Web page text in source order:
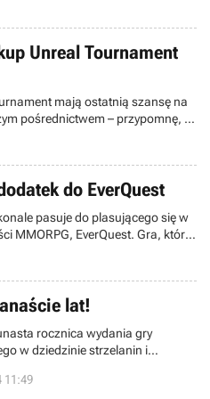
zamiar ukazać aż 16 tytułów (9
oraz 5 na komputery
się na 2 lub 3 urządzeniach
Unreal Tournament
mają ostatnią szansę na
pośrednictwem – przypomnę, że
jest pełna wersja gry Colin
abonament MayClub.
do EverQuest
pasuje do plasującego się w
MMORPG, EverQuest. Gra, która
piąte urodziny i doczekała się
już w lipcu otrzyma kolejne
of War.
lat!
rocznica wydania gry
w dziedzinie strzelanin i
nowego gatunku, nazwanego z
także i te są doskonałą okazją do
11:49